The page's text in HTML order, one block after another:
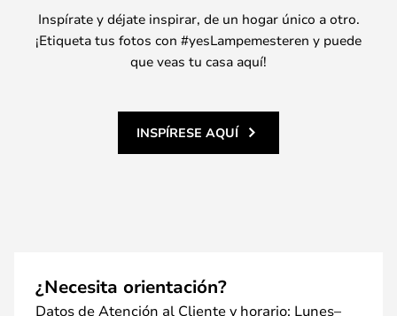
Inspírate y déjate inspirar, de un hogar único a otro.
¡Etiqueta tus fotos con #yesLampemesteren y puede
que veas tu casa aquí!
INSPÍRESE AQUÍ
¿Necesita orientación?
Datos de Atención al Cliente y horario: Lunes–